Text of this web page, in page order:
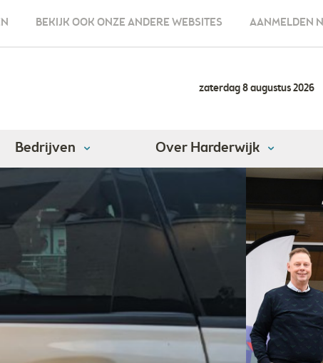
BEKIJK OOK ONZE ANDERE WEBSITES AANMELDEN
zaterdag 8 augustus 2026
Bedrijven Over Harderwijk